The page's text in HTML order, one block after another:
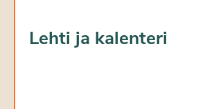
Lehti ja kalenteri